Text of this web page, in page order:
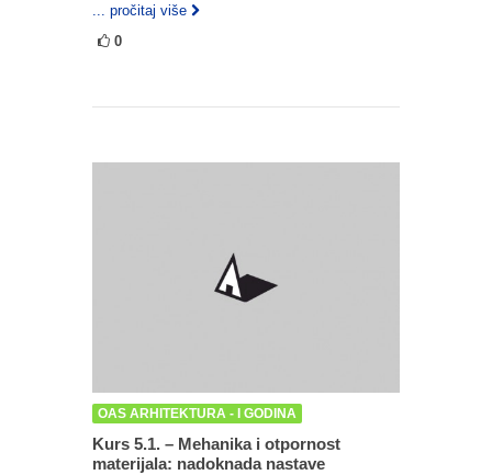
... pročitaj više
0
OAS ARHITEKTURA - I GODINA
Kurs 5.1. – Mehanika i otpornost
materijala: nadoknada nastave